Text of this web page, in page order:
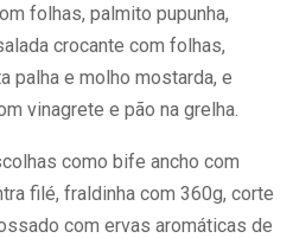
folhas, palmito pupunha,
crocante com folhas,
palha e molho mostarda, e
vinagrete e pão na grelha.
como bife ancho com
filé, fraldinha com 360g, corte
com ervas aromáticas de